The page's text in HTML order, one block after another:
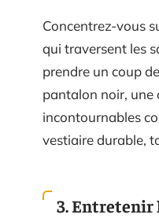
Concentrez-vous
qui traversent les
prendre un coup
pantalon noir, une
incontournables
vestiaire durable,
3. Entretenir